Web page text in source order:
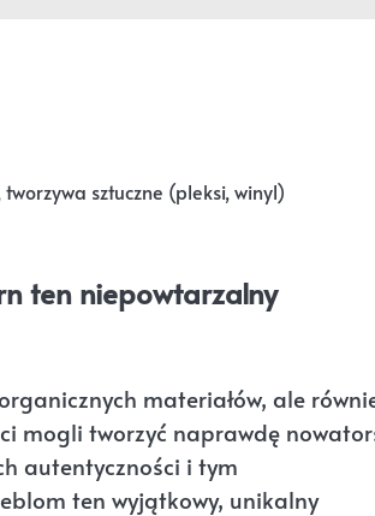
sztuczne (pleksi, winyl)
ten niepowtarzalny
materiałów, ale
mogli tworzyć naprawdę
autentyczności i tym
ten wyjątkowy, unikalny